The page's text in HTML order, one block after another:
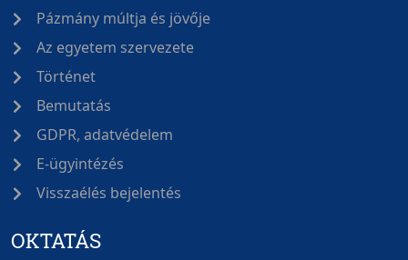
Pázmány múltja és jövője
Az egyetem szervezete
Történet
Bemutatás
GDPR, adatvédelem
E-ügyintézés
Visszaélés bejelentés
OKTATÁS